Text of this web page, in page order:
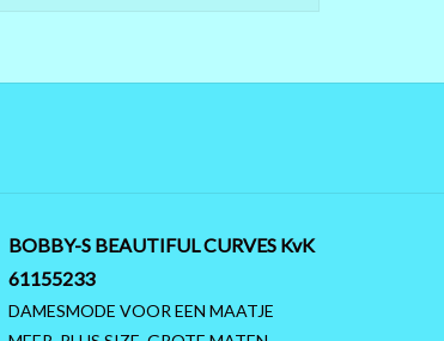
BOBBY-S BEAUTIFUL CURVES KvK
61155233
DAMESMODE VOOR EEN MAATJE